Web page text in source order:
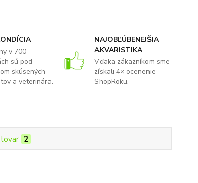
v 700
sú pod
skúsených
a veterinára.
NAJOBĽÚBENEJŠIA
AKVARISTIKA
Vďaka zákazníkom sme
získali 4× ocenenie
ShopRoku.
2